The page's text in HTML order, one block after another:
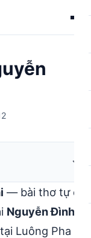
— bài thơ tự do
Nguyễn Đình
Luông Pha